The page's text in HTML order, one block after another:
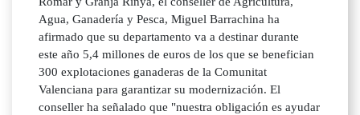
Agua, Ganadería y Pesca, Miguel Barrachina ha
afirmado que su departamento va a destinar durante
este año 5,4 millones de euros de los que se benefician
300 explotaciones ganaderas de la Comunitat
Valenciana para garantizar su modernización. El
conseller ha señalado que "nuestra obligación es ayudar